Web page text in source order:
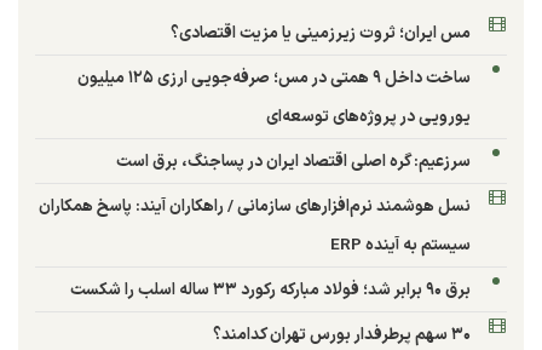
مس ایران؛ ثروت زیرزمینی یا مزیت اقتصادی؟
ساخت داخل ۹ همتی در مس؛ صرفه‌جویی ارزی ۱۲۵ میلیون
یورویی در پروژه‌های توسعه‌ای
سرزعیم: گره اصلی اقتصاد ایران در پساجنگ، برق است
نسل هوشمند نرم‌افزارهای سازمانی / راهکاران آیند: پاسخ همکاران
سیستم به آینده ERP
برق ۹۰ برابر شد؛ فولاد مبارکه رکورد ۳۳ ساله اسلب را شکست
۳۰ سهم پرطرفدار بورس تهران کدامند؟